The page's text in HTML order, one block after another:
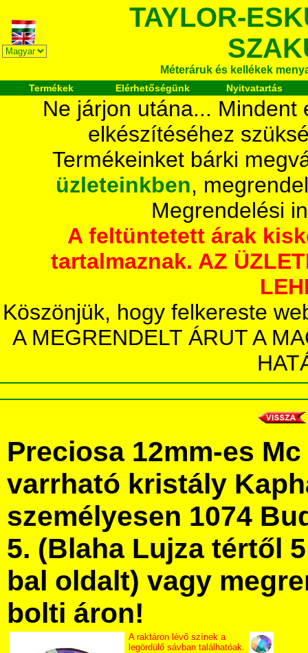
TAYLOR-
Méteráruk és kellékek
Termékek Elérhetőségünk Nyitvatartás
Ne járjon utána...
elkészítéséhez
Termékeinket bárki
üzleteinkben,
Megrendelési
A feltüntetett árak
tartalmaznak. AZ
Köszönjük, hogy felkereste
A MEGRENDELT ÁRUT A
Preciosa 12mm-es
varrható kristály
személyesen 1074
5. (Blaha Lujza tértől
bal oldalt) vagy
bolti áron!
A raktáron lévő színek a
legördülő sávban találhatóak.